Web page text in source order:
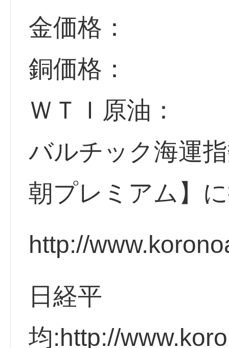
金価格：
銅価格：
ＷＴＩ原油：
バルチック海運
朝プレミアム】
http://
日経平
均:http://